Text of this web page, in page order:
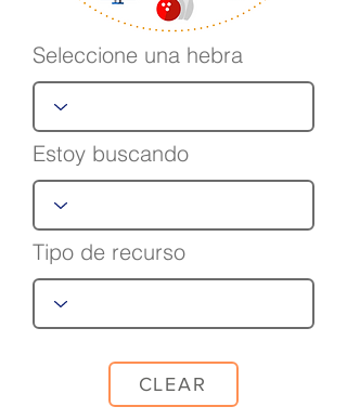
Seleccione una hebra
Estoy buscando
Tipo de recurso
CLEAR